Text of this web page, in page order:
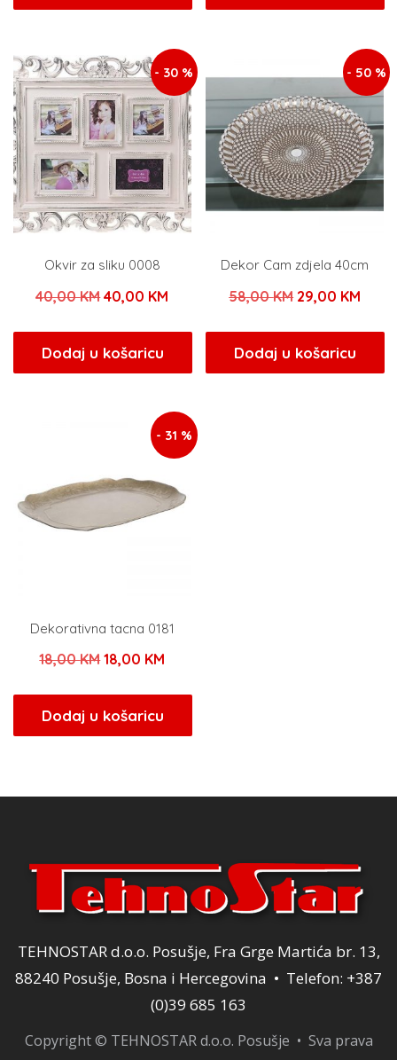
je:
20,30 KM.
je:
- 30 %
Okvir za sliku 0008
40,00KMIzvorna
bila
je:
40,00 KM Trenutna
40,00 KM.
Dodaj u košaricu
- 50 %
Dekor Cam zdjela 40cm
58,00KM Izvorna
bila
je:
29,00 KM
Dodaj u košaricu
- 31 %
Dekorativna tacna 0181
18,00KMIzvorna
bila
je:
18,00 KM
18,00 KM.
Dodaj u košaricu
TEHNOSTAR d.o.o. Posušje, Fra Grge Martića br. 13,
88240 Posušje, Bosna i Hercegovina • Telefon: +387
(0)39 685 163
Copyright © TEHNOSTAR d.o.o. Posušje • Sva prava